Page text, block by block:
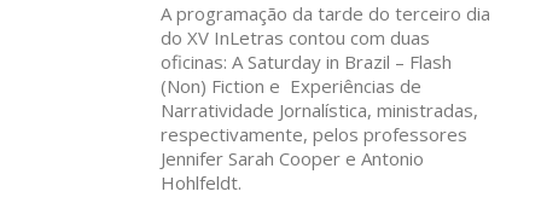
A programação da tarde do terceiro dia
do XV InLetras contou com duas
oficinas: A Saturday in Brazil – Flash
(Non) Fiction e Experiências de
Narratividade Jornalística, ministradas,
respectivamente, pelos professores
Jennifer Sarah Cooper e Antonio
Hohlfeldt.